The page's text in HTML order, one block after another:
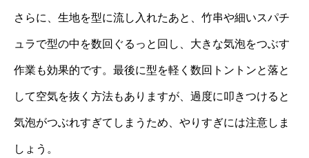
さらに、生地を型に流し入れたあと、竹串や細いスパチ
ュラで型の中を数回ぐるっと回し、大きな気泡をつぶす
作業も効果的です。最後に型を軽く数回トントンと落と
して空気を抜く方法もありますが、過度に叩きつけると
気泡がつぶれすぎてしまうため、やりすぎには注意しま
しょう。